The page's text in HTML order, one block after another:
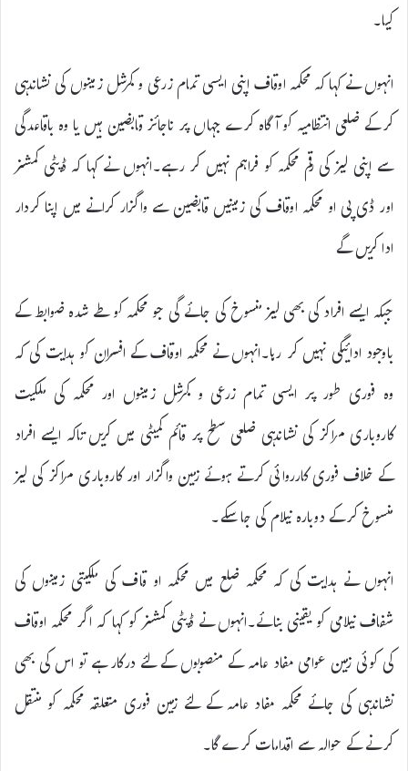
کیا۔
انہوں نے کہا کہ محکمہ اوقاف اپنی ایسی تمام زرعی و کمرشل زمینوں کی نشاندہی
کرکے ضلعی انتظامیہ کو آگاہ کرے جہاں پر ناجائز قابضین ہیں یا وہ باقاعدگی
سے اپنی لیز کی رقم محکمہ کو فراہم نہیں کر رہے۔انہوں نے کہا کہ ڈپٹی کمشنر
اور ڈی پی او محکمہ اوقاف کی زمینیں قابضین سے واگزار کرانے میں اپنا کردار
ادا کریں گے
جبکہ ایسے افراد کی بھی لیز منسوخ کی جائے گی جو محکمہ کو طے شدہ ضوابط کے
باوجود ادائیگی نہیں کر رہا۔انہوں نے محکمہ اوقاف کے افسران کو ہدایت کی کہ
وہ فوری طور پر ایسی تمام زرعی و کمرشل زمینوں اور محکمہ کی ملکیت
کاروباری مراکز کی نشاندہی ضلعی سطح پر قائم کمیٹی میں کریں تاکہ ایسے افراد
کے خلاف فوری کارروائی کرتے ہوئے زمین واگزار اور کاروباری مراکز کی لیز
منسوخ کرکے دوبارہ نیلام کی جا سکے۔
انہوں نے ہدایت کی کہ محکمہ ضلع میں محکمہ او قاف کی ملکیتی زمینوں کی
شفاف نیلامی کو یقینی بنائے۔انہوں نے ڈپٹی کمشنر کو کہا کہ اگر محکمہ اوقاف
کی کوئی زمین عوامی مفاد عامہ کے منصوبوں کے لئے درکار ہے تو اس کی بھی
نشاندہی کی جائے محکمہ مفاد عامہ کے لئے زمین فوری متعلقہ محکمہ کو منتقل
کرنے کے حوالہ سے اقدامات کرے گا۔